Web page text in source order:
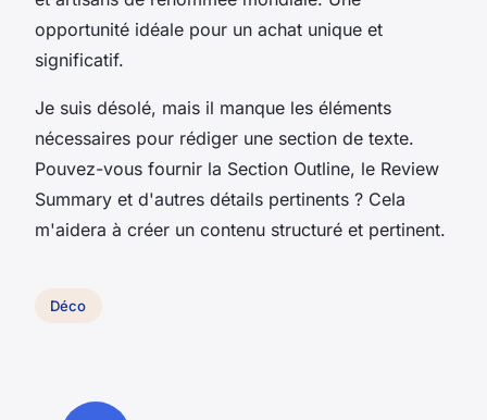
opportunité idéale pour un achat unique et
significatif.
Je suis désolé, mais il manque les éléments
nécessaires pour rédiger une section de texte.
Pouvez-vous fournir la Section Outline, le Review
Summary et d'autres détails pertinents ? Cela
m'aidera à créer un contenu structuré et pertinent.
Déco